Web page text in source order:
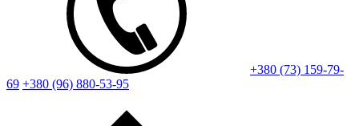
+380 (73) 159-79-
69 +380 (96) 880-53-95